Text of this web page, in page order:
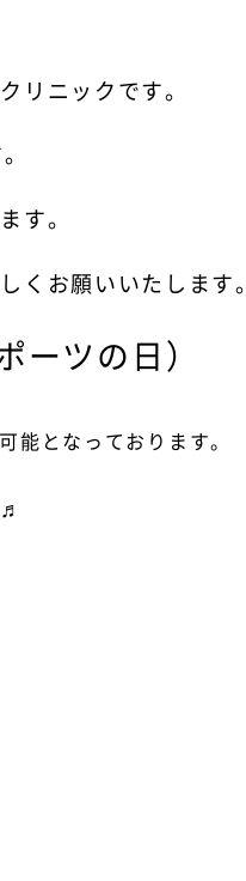
リニックです。
す。
くお願いいたします。
ーツの日）
能となっております。